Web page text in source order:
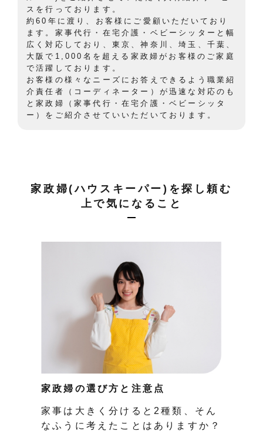
スを行っております。
約60年に渡り、お客様にご愛顧いただいており
ます。家事代行・在宅介護・ベビーシッターと幅
広く対応しており、東京、神奈川、埼玉、千葉、
大阪で1,000名を超える家政婦がお客様のご家庭
で活躍しております。
お客様の様々なニーズにお答えできるよう職業紹
介責任者（コーディネーター）が迅速な対応のも
と家政婦（家事代行・在宅介護・ベビーシッタ
ー）をご紹介させていいただいております。
家政婦(ハウスキーパー)を探し頼む
上で気になること
家政婦の選び方と注意点
家事は大きく分けると2種類、そん
なふうに考えたことはありますか？